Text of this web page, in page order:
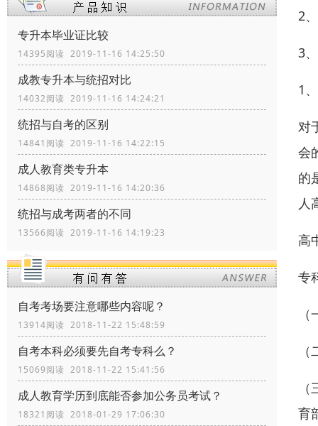
专升本毕业证比较
14395阅读 2019-11-16 14:25:50
成教专升本与统招对比
14032阅读 2019-11-16 14:24:21
统招与自考的区别
14841阅读 2019-11-16 14:22:15
成人教育类专升本
14868阅读 2019-11-16 14:20:36
统招与成考两者的不同
13566阅读 2019-11-16 14:19:23
自考考场要注意哪些内容呢？
13914阅读 2018-11-22 15:48:59
自考本科必须要先自考专科么？
15069阅读 2018-11-22 15:41:56
成人教育学历到底能否参加公务员考试？
18321阅读 2018-01-29 17:06:30
2
3
1
对
会
的
人
高
专
育